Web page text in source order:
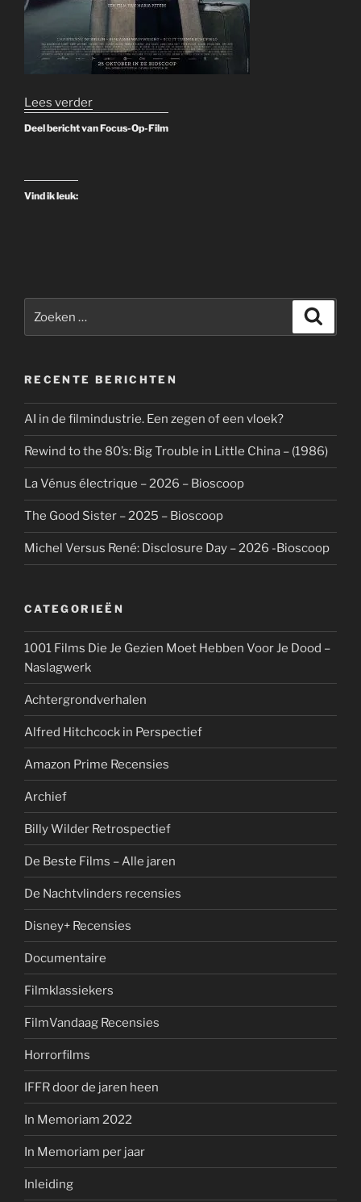
Lees verder“De
Dirigent
Deel bericht van Focus-Op-Film
Vind ik leuk:
naar:
RECENTE BERICHTEN
AI in de filmindustrie. Een zegen of een vloek?
Rewind to the 80’s: Big Trouble in Little China – (1986)
La Vénus électrique – 2026 – Bioscoop
The Good Sister – 2025 – Bioscoop
Michel Versus René: Disclosure Day – 2026 -Bioscoop
CATEGORIEËN
1001 Films Die Je Gezien Moet Hebben Voor Je Dood –
Naslagwerk
Achtergrondverhalen
Alfred Hitchcock in Perspectief
Amazon Prime Recensies
Archief
Billy Wilder Retrospectief
De Beste Films – Alle jaren
De Nachtvlinders recensies
Disney+ Recensies
Documentaire
Filmklassiekers
FilmVandaag Recensies
Horrorfilms
IFFR door de jaren heen
In Memoriam 2022
In Memoriam per jaar
Inleiding